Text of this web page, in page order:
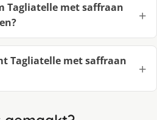
Tagliatelle met saffraan
Tagliatelle met saffraan